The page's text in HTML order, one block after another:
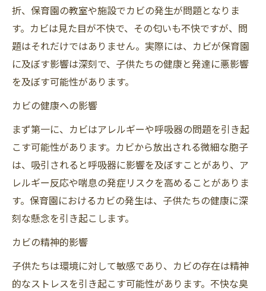
折、保育園の教室や施設でカビの発生が問題となりま
す。カビは見た目が不快で、その匂いも不快ですが、問
題はそれだけではありません。実際には、カビが保育園
に及ぼす影響は深刻で、子供たちの健康と発達に悪影響
を及ぼす可能性があります。
カビの健康への影響
まず第一に、カビはアレルギーや呼吸器の問題を引き起
こす可能性があります。カビから放出される微細な胞子
は、吸引されると呼吸器に影響を及ぼすことがあり、ア
レルギー反応や喘息の発症リスクを高めることがありま
す。保育園におけるカビの発生は、子供たちの健康に深
刻な懸念を引き起こします。
カビの精神的影響
子供たちは環境に対して敏感であり、カビの存在は精神
的なストレスを引き起こす可能性があります。不快な臭